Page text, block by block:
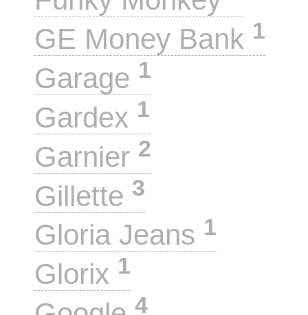
GE Money Bank 1
Garage 1
Gardex 1
Garnier 2
Gillette 3
Gloria Jeans 1
Glorix 1
4